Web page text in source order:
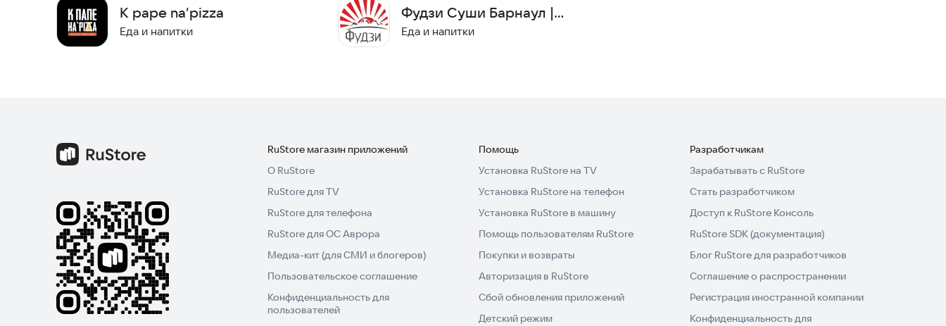
К pape na’pizza
Еда и напитки
Фудзи Суши Барнаул |
Еда и напитки
RuStore магазин приложений
О RuStore
RuStore для TV
RuStore для телефона
RuStore для ОС Аврора
Медиа-кит (для СМИ и блогеров)
Пользовательское соглашение
Конфиденциальность для
пользователей
Помощь
Установка RuStore на TV
Установка RuStore на телефон
Установка RuStore в машину
Помощь пользователям RuStore
Покупки и возвраты
Авторизация в RuStore
Сбой обновления приложений
Детский режим
Разработчикам
Зарабатывать с RuStore
Стать разработчиком
Доступ к RuStore Консоль
RuStore SDK (документация)
Блог RuStore для разработчиков
Соглашение о распространении
Регистрация иностранной компании
Конфиденциальность для